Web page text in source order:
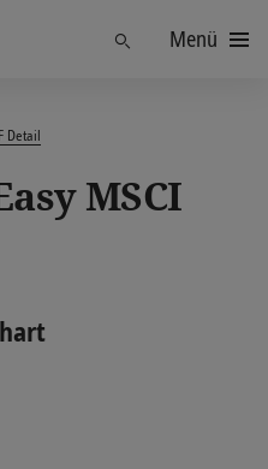
FindenMenü
Detail
MSCI